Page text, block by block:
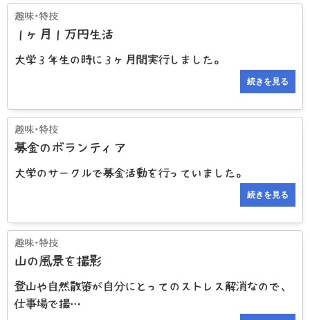
１ヶ月１万円生活
大学３年生の時に３ヶ月間実行しました。
続きを見る
募金のボランティア
大学のサークルで募金活動を行っていました。
続きを見る
山の風景を撮影
登山や自然散策が自分にとってのストレス解消なので、
仕事場で撮…